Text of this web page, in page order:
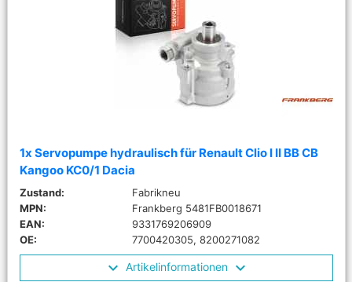
1x Servopumpe hydraulisch für Renault Clio I II BB CB
Kangoo KC0/1 Dacia
Zustand:
Fabrikneu
MPN:
Frankberg 5481FB0018671
EAN:
9331769206909
OE:
7700420305, 8200271082
Artikelinformationen